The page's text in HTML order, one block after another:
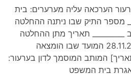
הערכאה עליה מערערים: בית
מספר התיק שבו ניתנה ההחלטה
_________ תאריך מתן ההחלטה
שעליה מוגש הערעור: 28.11.2013 המועד שבו הומצאה
נשוא הערעור: [תאריך] המותב המוסמך לדון בערעור:
בית המשפט